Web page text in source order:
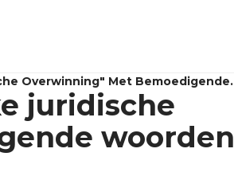
Overwinning" Met Bemoedigende
juridische
woorden